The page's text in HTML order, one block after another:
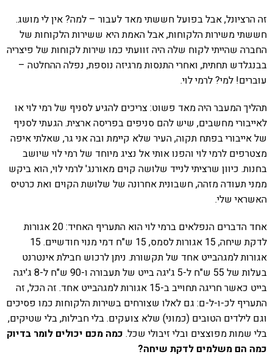
זה הרציונל, אבל בפועל חששתי מאד לעבור – למה? אין לי מושג.
חששתי משירות הלקוחות, אבל האמת היא ששירות הלקוחות של
החברה שהייתי לקוח שלה היה זוועתי כמו שירות לקוחות של פיצריה
בבנגלדש תחתית, ואחרי התנסות מרגיזה נוספת, נפלה ההחלטה –
עוברים! למי? לרמי לוי.
תהליך המעבר היה מאד פשוט: צריכים להגיע לסניף של רמי לוי או
לאייבורי מחשבים, שיש להם סניפים בפריסה ארצית. הגעתי לסניף
של אייבורי בפתח תקוה, העיר שלא קיימת ובה אני גר, שאלתי איפה
מצטרפים לרמי לוי והפנו אותי אל נציג מיוחד של רמי לוי שיושב
בחנות. כיוון שרציתי לנייד שלושה קוים מאורנג' לרמי לוי, הוא ביקש
ממני תעודה מזהה, חשבונית אחרונה של שלושת הקוים ואת כרטיס
האשראי שלי.
אחד הדברים הנפלאים ברמי לוי הוא התעריף האחיד: 20 אגורות
לדקת שיחה, 15 אגורות לסמס, 15 ש"ח דמי מנוי חודשיים. 15
אגורות למגהבייט אחד של תקשורת. ניתן לרכוש חבילת אינטרנט
בעלות של 55 ש"ח ל-5 ג'יגה בייט של תעבורה ו-90 ש"ח ל-8 ג'יגה
בייט כאשר חריגה תחוייב ב-15 אגורות למגהבייט אחד. זה הכל, זה
התעריף לכ-ו-ל-ם: גם לאלו שצורחים בשירות הלקוחות כמו פסיכים
וגם לילדים הטובים (כמוני) שלא צועקים. בלי חבילות, בלי שטיקים,
בלי שמות מפוצצים ובלי זיבולי שכל. כמה מכם יכולים לומר בדיוק
כמה הם משלמים לדקת שיחה?